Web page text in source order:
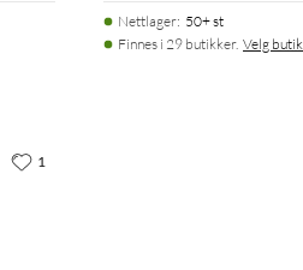
Nettlager: 50+ st
Finnes i 29 butikker. Velg
1